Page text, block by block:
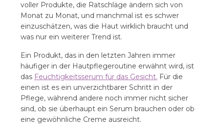
voller Produkte, die Ratschläge ändern sich von
Monat zu Monat, und manchmal ist es schwer
einzuschätzen, was die Haut wirklich braucht und
was nur ein weiterer Trend ist.
Ein Produkt, das in den letzten Jahren immer
häufiger in der Hautpflegeroutine erwähnt wird, ist
das Feuchtigkeitsserum für das Gesicht. Für die
einen ist es ein unverzichtbarer Schritt in der
Pflege, während andere noch immer nicht sicher
sind, ob sie überhaupt ein Serum brauchen oder ob
eine gewöhnliche Creme ausreicht.